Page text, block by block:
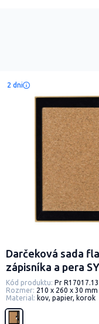
2 dni
Darčeková sada
zápisníka a pera
Kód produktu: Pr R17017.13
Rozmer: 210 x 260 x 30 mm
Material: kov, papier, korok